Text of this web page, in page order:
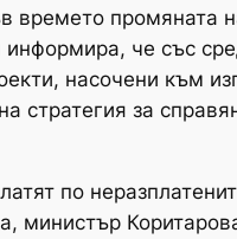
времето промяната
информира, че със
насочени към
за
по
министър